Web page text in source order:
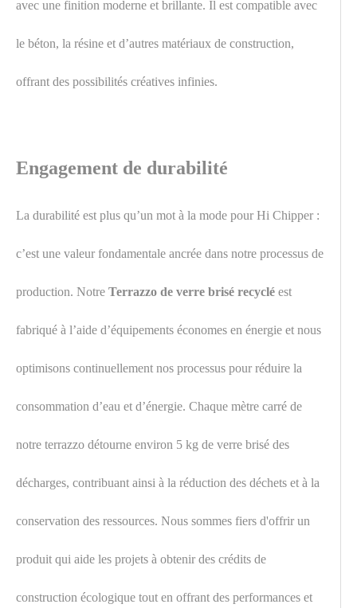
avec une finition moderne et brillante. Il est compatible avec
le béton, la résine et d’autres matériaux de construction,
offrant des possibilités créatives infinies.
Engagement de durabilité
La durabilité est plus qu’un mot à la mode pour Hi Chipper :
c’est une valeur fondamentale ancrée dans notre processus de
production. Notre Terrazzo de verre brisé recyclé est
fabriqué à l’aide d’équipements économes en énergie et nous
optimisons continuellement nos processus pour réduire la
consommation d’eau et d’énergie. Chaque mètre carré de
notre terrazzo détourne environ 5 kg de verre brisé des
décharges, contribuant ainsi à la réduction des déchets et à la
conservation des ressources. Nous sommes fiers d'offrir un
produit qui aide les projets à obtenir des crédits de
construction écologique tout en offrant des performances et